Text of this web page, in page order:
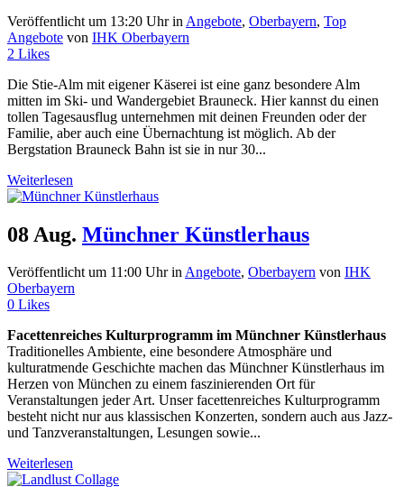
Veröffentlicht um 13:20 Uhrin Angebote, Oberbayern, Top
Angebote von IHK Oberbayern
2 Likes
Die Stie-Alm mit eigener Käserei ist eine ganz besondere Alm
mitten im Ski- und Wandergebiet Brauneck. Hier kannst du einen
tollen Tagesausflug unternehmen mit deinen Freunden oder der
Familie, aber auch eine Übernachtung ist möglich. Ab der
Bergstation Brauneck Bahn ist sie in nur 30...
Weiterlesen
08 Aug. Münchner Künstlerhaus
Veröffentlicht um 11:00 UhrinAngebote, Oberbayern von IHK
Oberbayern
0 Likes
Facettenreiches Kulturprogramm im Münchner Künstlerhaus
Traditionelles Ambiente, eine besondere Atmosphäre und
kulturatmende Geschichte machen das Münchner Künstlerhaus im
Herzen von München zu einem faszinierenden Ort für
Veranstaltungen jeder Art. Unser facettenreiches Kulturprogramm
besteht nicht nur aus klassischen Konzerten, sondern auch aus Jazz-
und Tanzveranstaltungen, Lesungen sowie...
Weiterlesen